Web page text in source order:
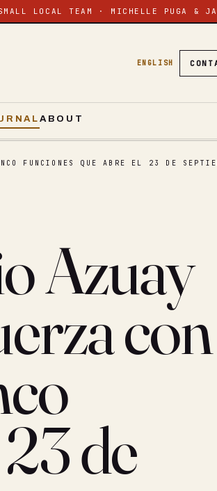
LOCAL TEAM · MICHELLE PUGA &
ENGLISH
ABOUT
FUNCIONES QUE ABRE EL 23 DE
Azuay
con
de